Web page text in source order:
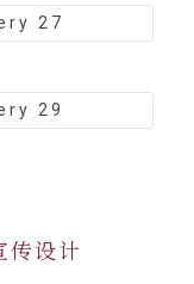
传设计